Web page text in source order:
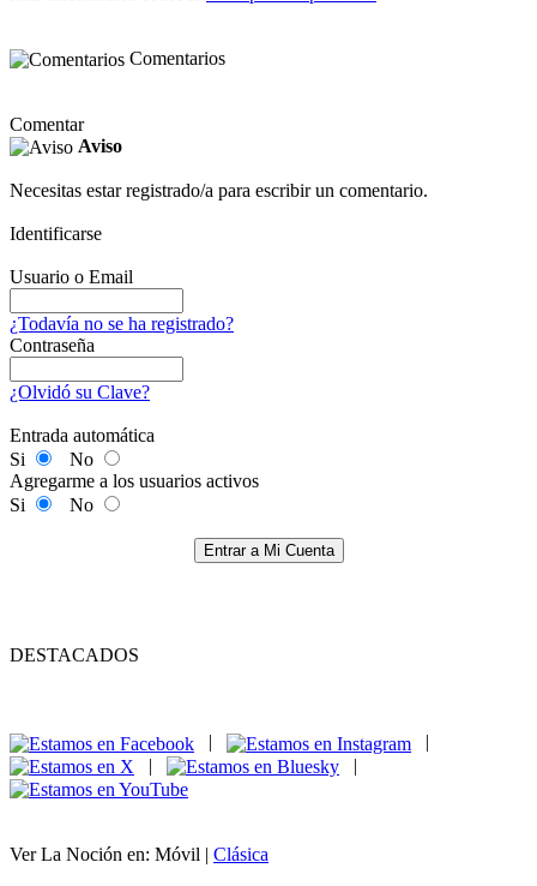
Comentarios
Comentar
Aviso
Necesitas estar registrado/a para escribir un comentario.
Identificarse
Usuario o Email
¿Todavía no se ha registrado?
Contraseña
¿Olvidó su Clave?
Entrada automática
Si
No
Agregarme a los usuarios activos
Si
No
Entrar a Mi Cuenta
DESTACADOS
|
|
Ver La Noción en: Móvil | Clásica